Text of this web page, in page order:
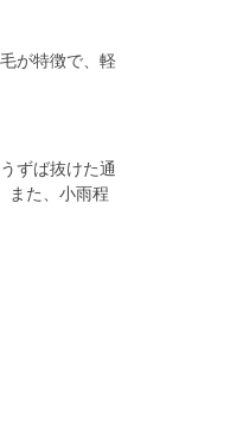
が特徴で、軽
ずば抜けた通
また、小雨程